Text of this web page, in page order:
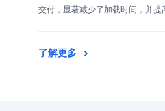
交付，显著减少了加载时间，并提
了解更多